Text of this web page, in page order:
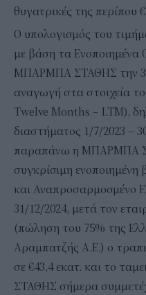
θυγατρικές της περίπου
Ο υπολογισμός του
με βάση τα Ενοποιημένα
ΜΠΑΡΜΠΑ ΣΤΑΘΗΣ την 30
αναγωγή στα στοιχεία
Twelve Months – LTM),
διαστήματος 1/7/2023 –
παραπάνω η ΜΠΑΡΜΠΑ
συγκρίσιμη
και Αναπροσαρμοσμένο
31/12/2024, μετά τον
(πώληση του 75% της
Αραμπατζής Α.Ε.) ο
σε €43,4 εκατ. και το
ΣΤΑΘΗΣ σήμερα